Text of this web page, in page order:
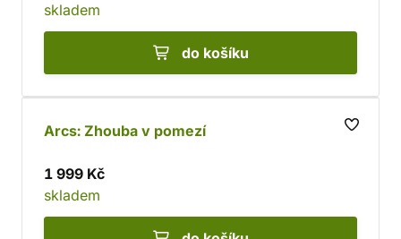
skladem
do košíku
Arcs: Zhouba v pomezí
1 999 Kč
skladem